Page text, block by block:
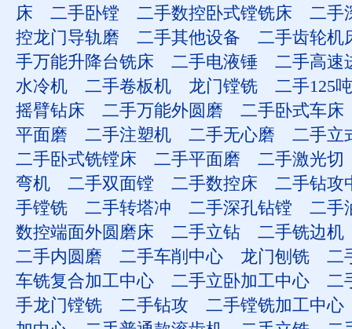
床
二手卧镗 二手数控卧式镗铣床
二手
控龙门导轨磨
二手其他设备
二手齿轮机
手万能升降台铣床
二手电液锤
二手高速
水冷机
二手卷板机 龙门镗铣
二手125
摇臂钻床
二手万能外圆磨
二手卧式车床
平面磨
二手注塑机 二手无心磨
二手立
二手卧式铣镗床
二手平面磨
二手激光切
弯机
二手双面镗 二手数控床
二手钻攻
手镗铣
二手转塔冲 二手深孔钻镗
二手
数控端面外圆磨床
二手立钻
二手铣边机
二手内圆磨
二手车削中心 龙门刨铣
二
车铣复合加工中心
二手立卧加工中心
二
手龙门镗铣
二手钻攻
二手镗铣加工中心